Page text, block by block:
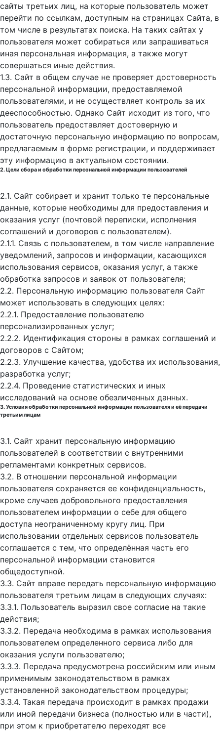
сайты третьих лиц, на которые пользователь может
перейти по ссылкам, доступным на страницах Сайта, в
том числе в результатах поиска. На таких сайтах у
пользователя может собираться или запрашиваться
иная персональная информация, а также могут
совершаться иные действия.
1.3. Сайт в общем случае не проверяет достоверность
персональной информации, предоставляемой
пользователями, и не осуществляет контроль за их
дееспособностью. Однако Сайт исходит из того, что
пользователь предоставляет достоверную и
достаточную персональную информацию по вопросам,
предлагаемым в форме регистрации, и поддерживает
эту информацию в актуальном состоянии.
2. Цели сбора и обработки персональной информации пользователей
2.1. Сайт собирает и хранит только те персональные
данные, которые необходимы для предоставления и
оказания услуг (почтовой переписки, исполнения
соглашений и договоров с пользователем).
2.1.1. Связь с пользователем, в том числе направление
уведомлений, запросов и информации, касающихся
использования сервисов, оказания услуг, а также
обработка запросов и заявок от пользователя;
2.2. Персональную информацию пользователя Сайт
может использовать в следующих целях:
2.2.1. Предоставление пользователю
персонализированных услуг;
2.2.2. Идентификация стороны в рамках соглашений и
договоров с Сайтом;
2.2.3. Улучшение качества, удобства их использования,
разработка услуг;
2.2.4. Проведение статистических и иных
исследований на основе обезличенных данных.
3. Условия обработки персональной информации пользователя и её передачи
третьим лицам
3.1. Сайт хранит персональную информацию
пользователей в соответствии с внутренними
регламентами конкретных сервисов.
3.2. В отношении персональной информации
пользователя сохраняется ее конфиденциальность,
кроме случаев добровольного предоставления
пользователем информации о себе для общего
доступа неограниченному кругу лиц. При
использовании отдельных сервисов пользователь
соглашается с тем, что определённая часть его
персональной информации становится
общедоступной.
3.3. Сайт вправе передать персональную информацию
пользователя третьим лицам в следующих случаях:
3.3.1. Пользователь выразил свое согласие на такие
действия;
3.3.2. Передача необходима в рамках использования
пользователем определенного сервиса либо для
оказания услуги пользователю;
3.3.3. Передача предусмотрена российским или иным
применимым законодательством в рамках
установленной законодательством процедуры;
3.3.4. Такая передача происходит в рамках продажи
или иной передачи бизнеса (полностью или в части),
при этом к приобретателю переходят все